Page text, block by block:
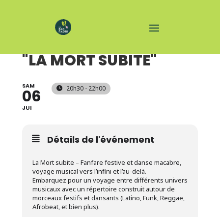
"LA MORT SUBITE"
SAM
06
JUI
20h30 - 22h00
Détails de l'événement
La Mort subite – Fanfare festive et danse macabre,
voyage musical vers l’infini et l’au-delà.
Embarquez pour un voyage entre différents univers
musicaux avec un répertoire construit autour de
morceaux festifs et dansants (Latino, Funk, Reggae,
Afrobeat, et bien plus).